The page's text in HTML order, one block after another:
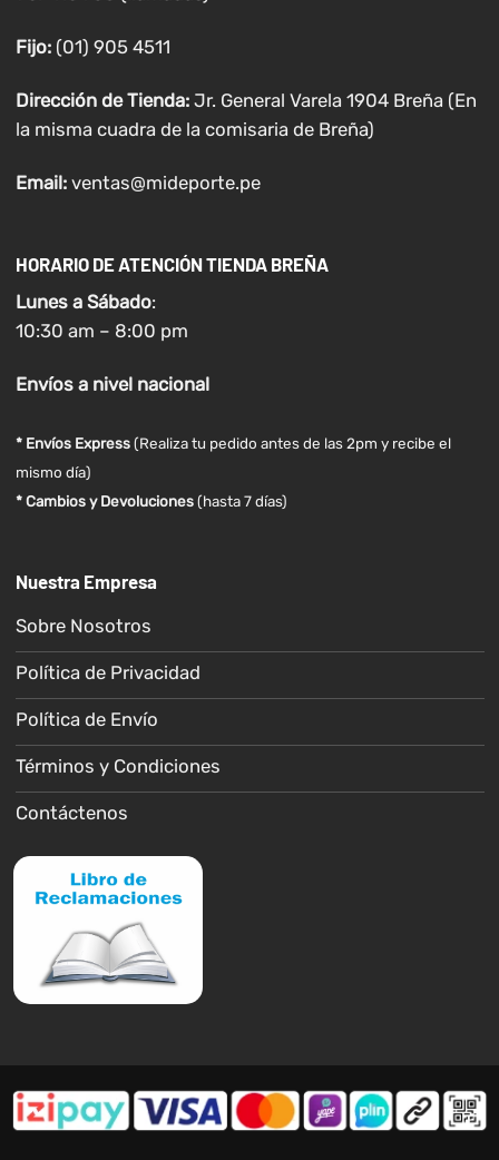
Fijo:(01) 905 4511
Dirección de Tienda: Jr. General Varela 1904 Breña (En
la misma cuadra de la comisaria de Breña)
Email: ventas@mideporte.pe
HORARIO DE ATENCIÓN TIENDA BREÑA
Lunes a Sábado:
10:30 am – 8:00 pm
Envíosa nivel nacional
* Envíos Express(Realiza tu pedido antes de las 2pm y recibe el
mismo día)
* Cambios y Devoluciones (hasta 7 días)
Nuestra Empresa
Sobre Nosotros
Política de Privacidad
Política de Envío
Términos y Condiciones
Contáctenos